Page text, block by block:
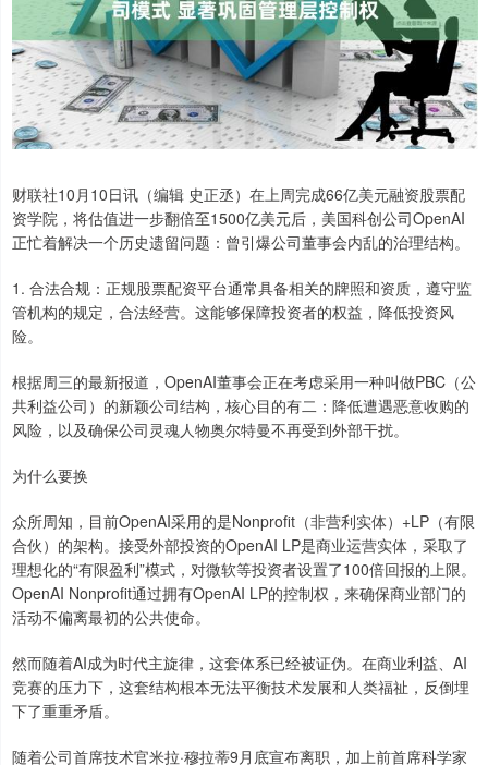
财联社10月10日讯（编辑 史正丞）在上周完成66亿美元融资股票配
资学院，将估值进一步翻倍至1500亿美元后，美国科创公司OpenAI
正忙着解决一个历史遗留问题：曾引爆公司董事会内乱的治理结构。
1. 合法合规：正规股票配资平台通常具备相关的牌照和资质，遵守监
管机构的规定，合法经营。这能够保障投资者的权益，降低投资风
险。
根据周三的最新报道，OpenAI董事会正在考虑采用一种叫做PBC（公
共利益公司）的新颖公司结构，核心目的有二：降低遭遇恶意收购的
风险，以及确保公司灵魂人物奥尔特曼不再受到外部干扰。
为什么要换
众所周知，目前OpenAI采用的是Nonprofit（非营利实体）+LP（有限
合伙）的架构。接受外部投资的OpenAI LP是商业运营实体，采取了
理想化的“有限盈利”模式，对微软等投资者设置了100倍回报的上限。
OpenAI Nonprofit通过拥有OpenAI LP的控制权，来确保商业部门的
活动不偏离最初的公共使命。
然而随着AI成为时代主旋律，这套体系已经被证伪。在商业利益、AI
竞赛的压力下，这套结构根本无法平衡技术发展和人类福祉，反倒埋
下了重重矛盾。
随着公司首席技术官米拉·穆拉蒂9月底宣布离职，加上前首席科学家